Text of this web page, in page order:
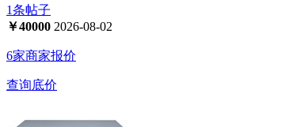
1条帖子
￥40000 2026-08-02
6家商家报价
查询底价